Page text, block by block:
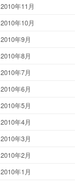
2010年11月
2010年10月
2010年9月
2010年8月
2010年7月
2010年6月
2010年5月
2010年4月
2010年3月
2010年2月
2010年1月